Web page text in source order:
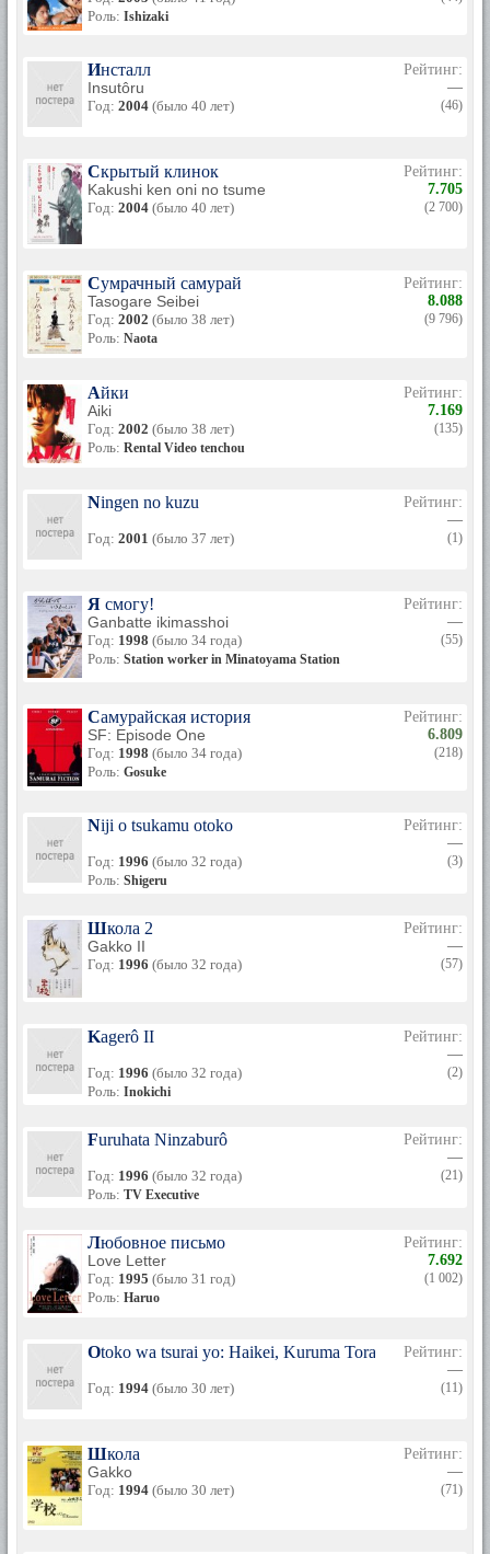
Роль: Ishizaki
Инсталл
Insutôru
Год: 2004 (было 40 лет)
Рейтинг:
—
(46)
Скрытый клинок
Kakushi ken oni no tsume
Год: 2004 (было 40 лет)
Рейтинг:
7.705
(2 700)
Сумрачный самурай
Tasogare Seibei
Год: 2002 (было 38 лет)
Роль: Naota
Рейтинг:
8.088
(9 796)
Айки
Aiki
Год: 2002 (было 38 лет)
Роль: Rental Video tenchou
Рейтинг:
7.169
(135)
Ningen no kuzu
Год: 2001 (было 37 лет)
Рейтинг:
—
(1)
Я смогу!
Ganbatte ikimasshoi
Год: 1998 (было 34 года)
Роль: Station worker in Minatoyama Station
Рейтинг:
—
(55)
Самурайская история
SF: Episode One
Год: 1998 (было 34 года)
Роль: Gosuke
Рейтинг:
6.809
(218)
Niji o tsukamu otoko
Год: 1996 (было 32 года)
Роль: Shigeru
Рейтинг:
—
(3)
Школа 2
Gakko II
Год: 1996 (было 32 года)
Рейтинг:
—
(57)
Kagerô II
Год: 1996 (было 32 года)
Роль: Inokichi
Рейтинг:
—
(2)
Furuhata Ninzaburô
Год: 1996 (было 32 года)
Роль: TV Executive
Рейтинг:
—
(21)
Любовное письмо
Love Letter
Год: 1995 (было 31 год)
Роль: Haruo
Рейтинг:
7.692
(1 002)
Otoko wa tsurai yo: Haikei, Kuruma Torajiro sama
Год: 1994 (было 30 лет)
Рейтинг:
—
(11)
Школа
Gakko
Год: 1994 (было 30 лет)
Рейтинг:
—
(71)